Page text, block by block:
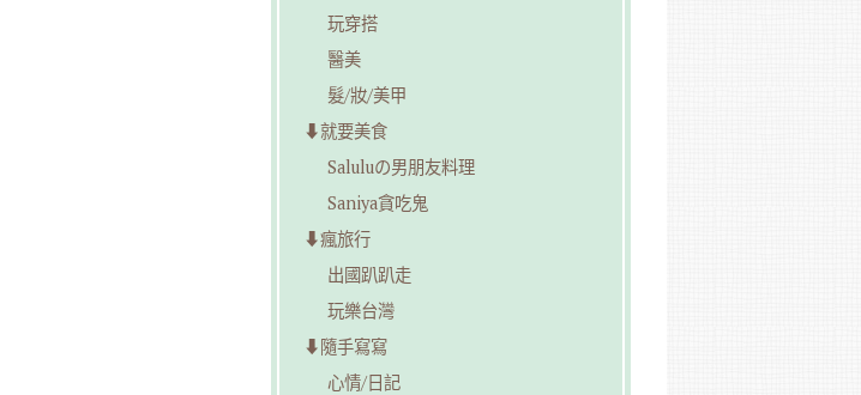
玩穿搭
醫美
髮/妝/美甲
⬇︎就要美食
Saluluの男朋友料理
Saniya貪吃鬼
⬇︎瘋旅行
出國趴趴走
玩樂台灣
⬇︎隨手寫寫
心情/日記